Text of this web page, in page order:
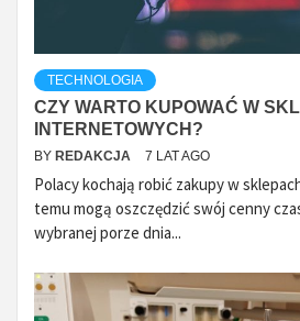
TECHNOLOGIA
CZY WARTO KUPOWAĆ W
INTERNETOWYCH?
BY REDAKCJA 7 LAT AGO
Polacy kochają robić zakupy w
temu mogą oszczędzić swój cenny
wybranej porze dnia...